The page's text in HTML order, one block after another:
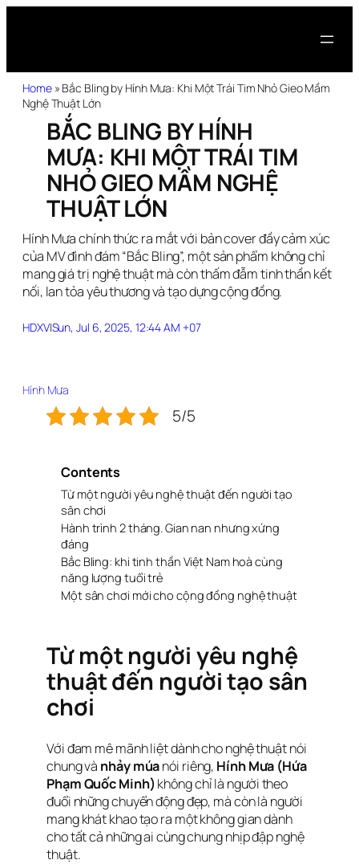
Home» Bắc Bling by Hính Mưa: Khi Một Trái Tim Nhỏ Gieo Mầm
Nghệ Thuật Lớn
BẮC BLING BY HÍNH
MƯA: KHI MỘT TRÁI TIM
NHỎ GIEO MẦM NGHỆ
THUẬT LỚN
Hính Mưa chính thức ra mắt với bản cover đầy cảm xúc
của MV đình đám “Bắc Bling”, một sản phẩm không chỉ
mang giá trị nghệ thuật mà còn thấm đẫm tinh thần kết
nối, lan tỏa yêu thương và tạo dựng cộng đồng.
HDXV|Sun, Jul 6, 2025, 12:44 AM +07
Hính Mưa
5/5
Contents
Từ một người yêu nghệ thuật đến người tạo
sân chơi
Hành trình 2 tháng. Gian nan nhưng xứng
đáng
Bắc Bling: khi tinh thần Việt Nam hoà cùng
năng lượng tuổi trẻ
Một sân chơi mới cho cộng đồng nghệ thuật
Từ một người yêu nghệ
thuật đến người tạo sân
chơi
Với đam mê mãnh liệt dành cho nghệ thuật nói
chung và nhảy múanói riêng, Hính Mưa (Hứa
Phạm Quốc Minh) không chỉ là người theo
đuổi những chuyển động đẹp, mà còn là người
mang khát khao tạo ra một không gian dành
cho tất cả những ai cùng chung nhịp đập nghệ
thuật.